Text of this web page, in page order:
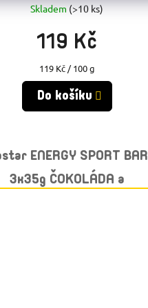
Skladem (>10 ks)
119 Kč
Měrná
cena:
119 Kč / 100 g
Do košíku
ENERGY SPORT BAR
3x35g ČOKOLÁDA a